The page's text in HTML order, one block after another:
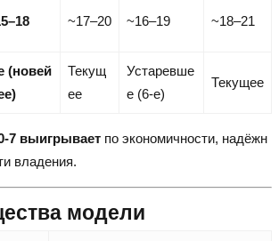
~17–20 ~16–19 ~18–21
(новей
Текущ
ее
Устаревше
е (6-е)
Текущее
7 выигрывает по экономичности, надёжн
владения.
модели